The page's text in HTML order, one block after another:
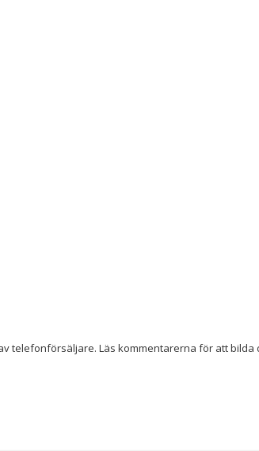
telefonförsäljare. Läs kommentarerna för att bilda